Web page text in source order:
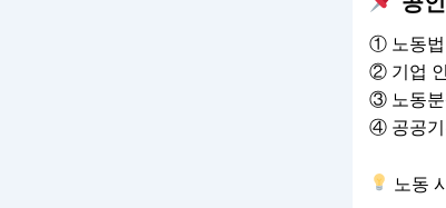
① 노동법
② 기업 인
③ 노동분
④ 공공기
노동